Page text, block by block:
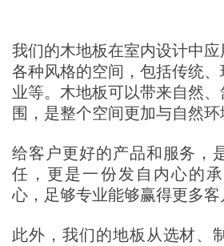
我们的木地板在室内设计中
各种风格的空间，包括传统
业等。木地板可以带来自然
围，是整个空间更加与自然环
给客户更好的产品和服务，
任，更是一份发自内心的
心，足够专业能够赢得更多客
此外，我们的地板从选材、